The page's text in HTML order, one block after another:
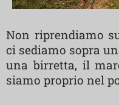
Non riprendiamo
ci sediamo sopra
una birretta, il
siamo proprio nel